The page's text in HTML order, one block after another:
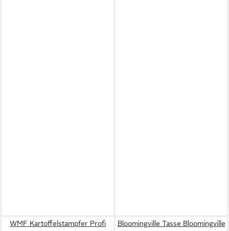
WMF Kartoffelstampfer Profi
Bloomingville Tasse Bloomingville